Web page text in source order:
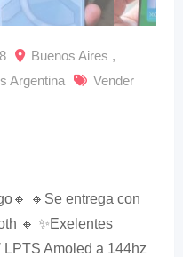
Buenos Aires ,
Argentina
Vender
🔸Se entrega con
🔸 ✨Exelentes
LPTS Amoled a 144hz